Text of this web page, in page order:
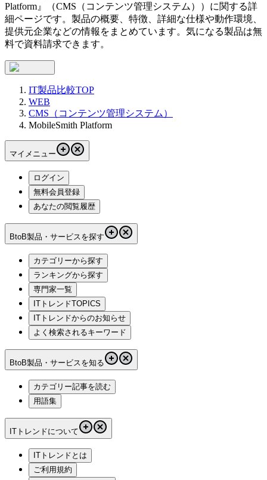
Platform 』（CMS（コンテンツ管理システム）
）に関する詳
細ページです。製品の概要、特徴、詳細な仕様や動作環境、
提供元企業などの情報をまとめています。気になる製品は無
料で資料請求できます。
IT製品比較TOP
WEB
CMS（コンテンツ管理システム）
MobileSmith Platform
マイメニュー
ログイン
無料会員登録
あなたの閲覧履歴
BtoB製品・サービスを探す
カテゴリーから探す
ランキングから探す
専門家一覧
ITトレンドTOPICS
ITトレンドからのお知らせ
よく検索されるキーワード
BtoB製品・サービスを知る
カテゴリー記事を読む
用語集
ITトレンドについて
ITトレンドとは
ご利用規約